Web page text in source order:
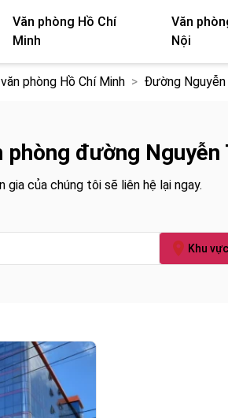
Văn phòng Hồ Chí
Minh
Văn
Nội
phòng Hồ Chí Minh Đường
phòng đường
gia của chúng tôi sẽ liên hệ lại ngay.
Khu vực